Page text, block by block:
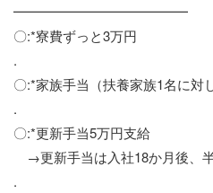
━━━━━━━━━━━━━
〇:*寮費ずっと3万円
.
〇:*家族手当（扶養家族1名に対
.
〇:*更新手当5万円支給
→更新手当は入社18か月後、
.